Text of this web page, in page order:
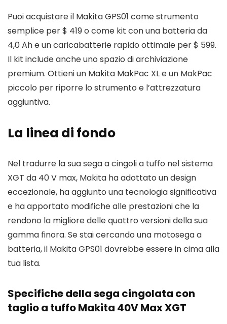
Puoi acquistare il Makita GPS01 come strumento
semplice per $ 419 o come kit con una batteria da
4,0 Ah e un caricabatterie rapido ottimale per $ 599.
Il kit include anche uno spazio di archiviazione
premium. Ottieni un Makita MakPac XL e un MakPac
piccolo per riporre lo strumento e l’attrezzatura
aggiuntiva.
La linea di fondo
Nel tradurre la sua sega a cingoli a tuffo nel sistema
XGT da 40 V max, Makita ha adottato un design
eccezionale, ha aggiunto una tecnologia significativa
e ha apportato modifiche alle prestazioni che la
rendono la migliore delle quattro versioni della sua
gamma finora. Se stai cercando una motosega a
batteria, il Makita GPS01 dovrebbe essere in cima alla
tua lista.
Specifiche della sega cingolata con
taglio a tuffo Makita 40V Max XGT